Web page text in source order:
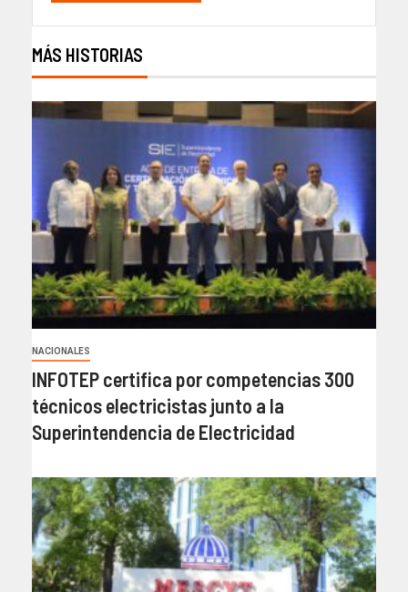
MÁS HISTORIAS
NACIONALES
INFOTEP certifica por competencias 300
técnicos electricistas junto a la
Superintendencia de Electricidad